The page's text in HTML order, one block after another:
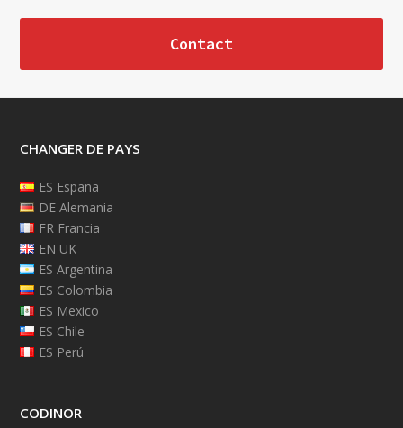
Contact
CHANGER DE PAYS
ES España
DE Alemania
FR Francia
EN UK
ES Argentina
ES Colombia
ES Mexico
ES Chile
ES Perú
CODINOR